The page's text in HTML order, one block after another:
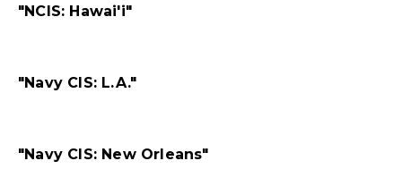
"NCIS: Hawai'i"
"Navy CIS: L.A."
"Navy CIS: New Orleans"